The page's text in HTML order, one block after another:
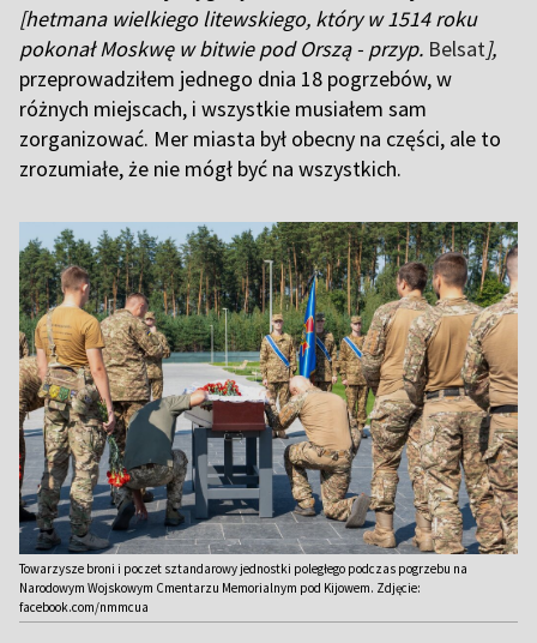
[hetmana wielkiego litewskiego, który w 1514 roku
pokonał Moskwę w bitwie pod Orszą - przyp. Belsat],
przeprowadziłem jednego dnia 18 pogrzebów, w
różnych miejscach, i wszystkie musiałem sam
zorganizować. Mer miasta był obecny na części, ale to
zrozumiałe, że nie mógł być na wszystkich.
Towarzysze broni i poczet sztandarowy jednostki poległego podczas pogrzebu na
Narodowym Wojskowym Cmentarzu Memorialnym pod Kijowem. Zdjęcie:
facebook.com/nmmcua